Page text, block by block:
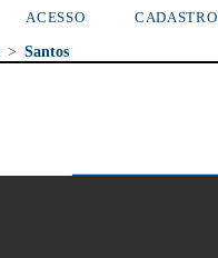
ACESSO CADASTRO
> Santos